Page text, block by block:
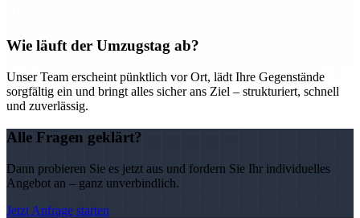
Wie läuft der Umzugstag ab?
Unser Team erscheint pünktlich vor Ort, lädt Ihre Gegenstände
sorgfältig ein und bringt alles sicher ans Ziel – strukturiert, schnell
und zuverlässig.
Alle Fragen geklärt?
Dann probieren Sie es jetzt aus und fordern Sie Ihr individuelles
Angebot an – ganz unverbindlich.
Jetzt Anfrage starten